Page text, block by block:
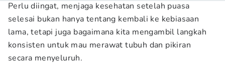
Perlu diingat, menjaga kesehatan setelah puasa
selesai bukan hanya tentang kembali ke kebiasaan
lama, tetapi juga bagaimana kita mengambil langkah
konsisten untuk mau merawat tubuh dan pikiran
secara menyeluruh.